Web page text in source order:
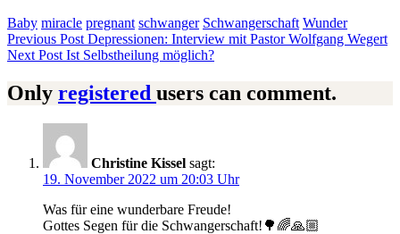
Baby miracle pregnant schwanger Schwangerschaft Wunder
Beitragsnavigation
Previous Post Depressionen: Interview mit Pastor Wolfgang Wegert
Next Post Ist Selbstheilung möglich?
Only registered users can comment.
Christine Kissel sagt:
19. November 2022 um 20:03 Uhr
Was für eine wunderbare Freude!
Gottes Segen für die Schwangerschaft!🌳🌈🙏🏼